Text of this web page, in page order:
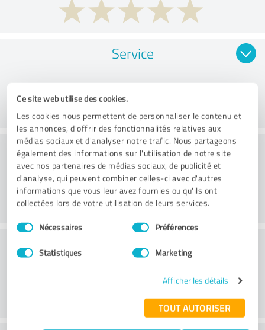
Ce site web utilise des cookies.
Les cookies nous permettent de personnaliser le contenu et
les annonces, d'offrir des fonctionnalités relatives aux
médias sociaux et d'analyser notre trafic. Nous partageons
également des informations sur l'utilisation de notre site
avec nos partenaires de médias sociaux, de publicité et
d'analyse, qui peuvent combiner celles-ci avec d'autres
informations que vous leur avez fournies ou qu'ils ont
collectées lors de votre utilisation de leurs services.
Sélection
du
Nécessaires Préférences
Statistiques Marketing
Afficher les détails
TOUT AUTORISER
Service
Atmosphère
Conseil